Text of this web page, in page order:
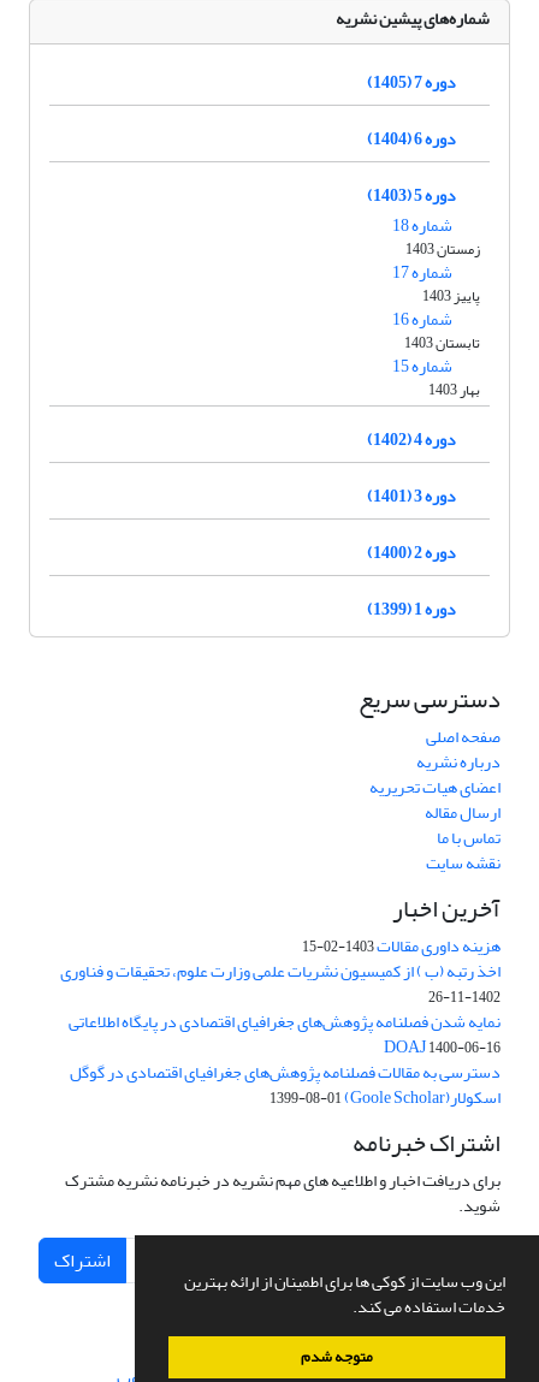
این وب سایت از کوکی ها برای اطمینان از ارائه بهترین
خدمات استفاده می کند.
متوجه شدم
شماره‌های پیشین نشریه
دوره 7 (1405)
دوره 6 (1404)
دوره 5 (1403)
شماره 18
زمستان 1403
شماره 17
پاییز 1403
شماره 16
تابستان 1403
شماره 15
بهار 1403
دوره 4 (1402)
دوره 3 (1401)
دوره 2 (1400)
دوره 1 (1399)
دسترسی سریع
صفحه اصلی
درباره نشریه
اعضای هیات تحریریه
ارسال مقاله
تماس با ما
نقشه سایت
آخرین اخبار
هزینه داوری مقالات1403-02-15
اخذ رتبه (ب ) از کمیسیون نشریات علمی وزارت علوم، تحقیقات و فناوری
1402-11-26
نمایه شدن فصلنامه پژوهش‌های جغرافیای اقتصادی در پایگاه اطلاعاتی
DOAJ1400-06-16
دسترسی به مقالات فصلنامه پژوهش‌های جغرافیای اقتصادی در گوگل
اسکولار(Goole Scholar) 1399-08-01
اشتراک خبرنامه
برای دریافت اخبار و اطلاعیه های مهم نشریه در خبرنامه نشریه مشترک
شوید.
اشتراک